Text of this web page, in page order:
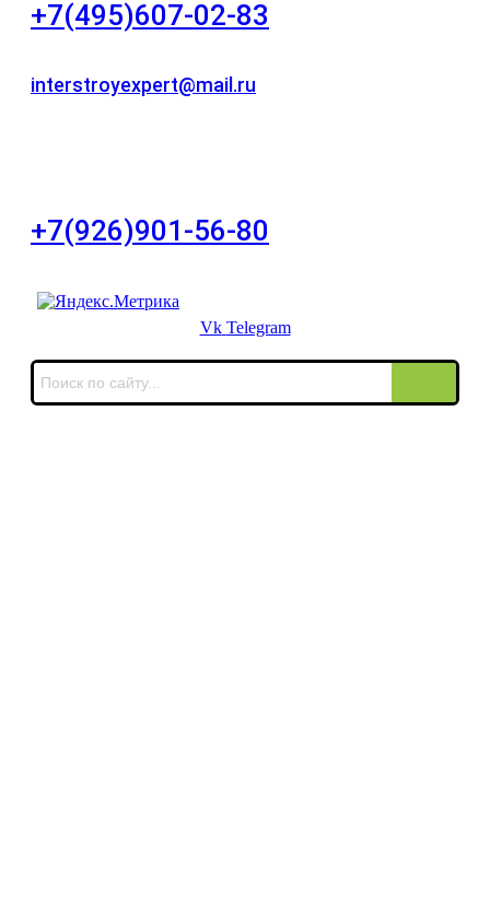
+7(495)607-02-83
interstroyexpert@mail.ru
+7(926)901-56-80
Vk Telegram